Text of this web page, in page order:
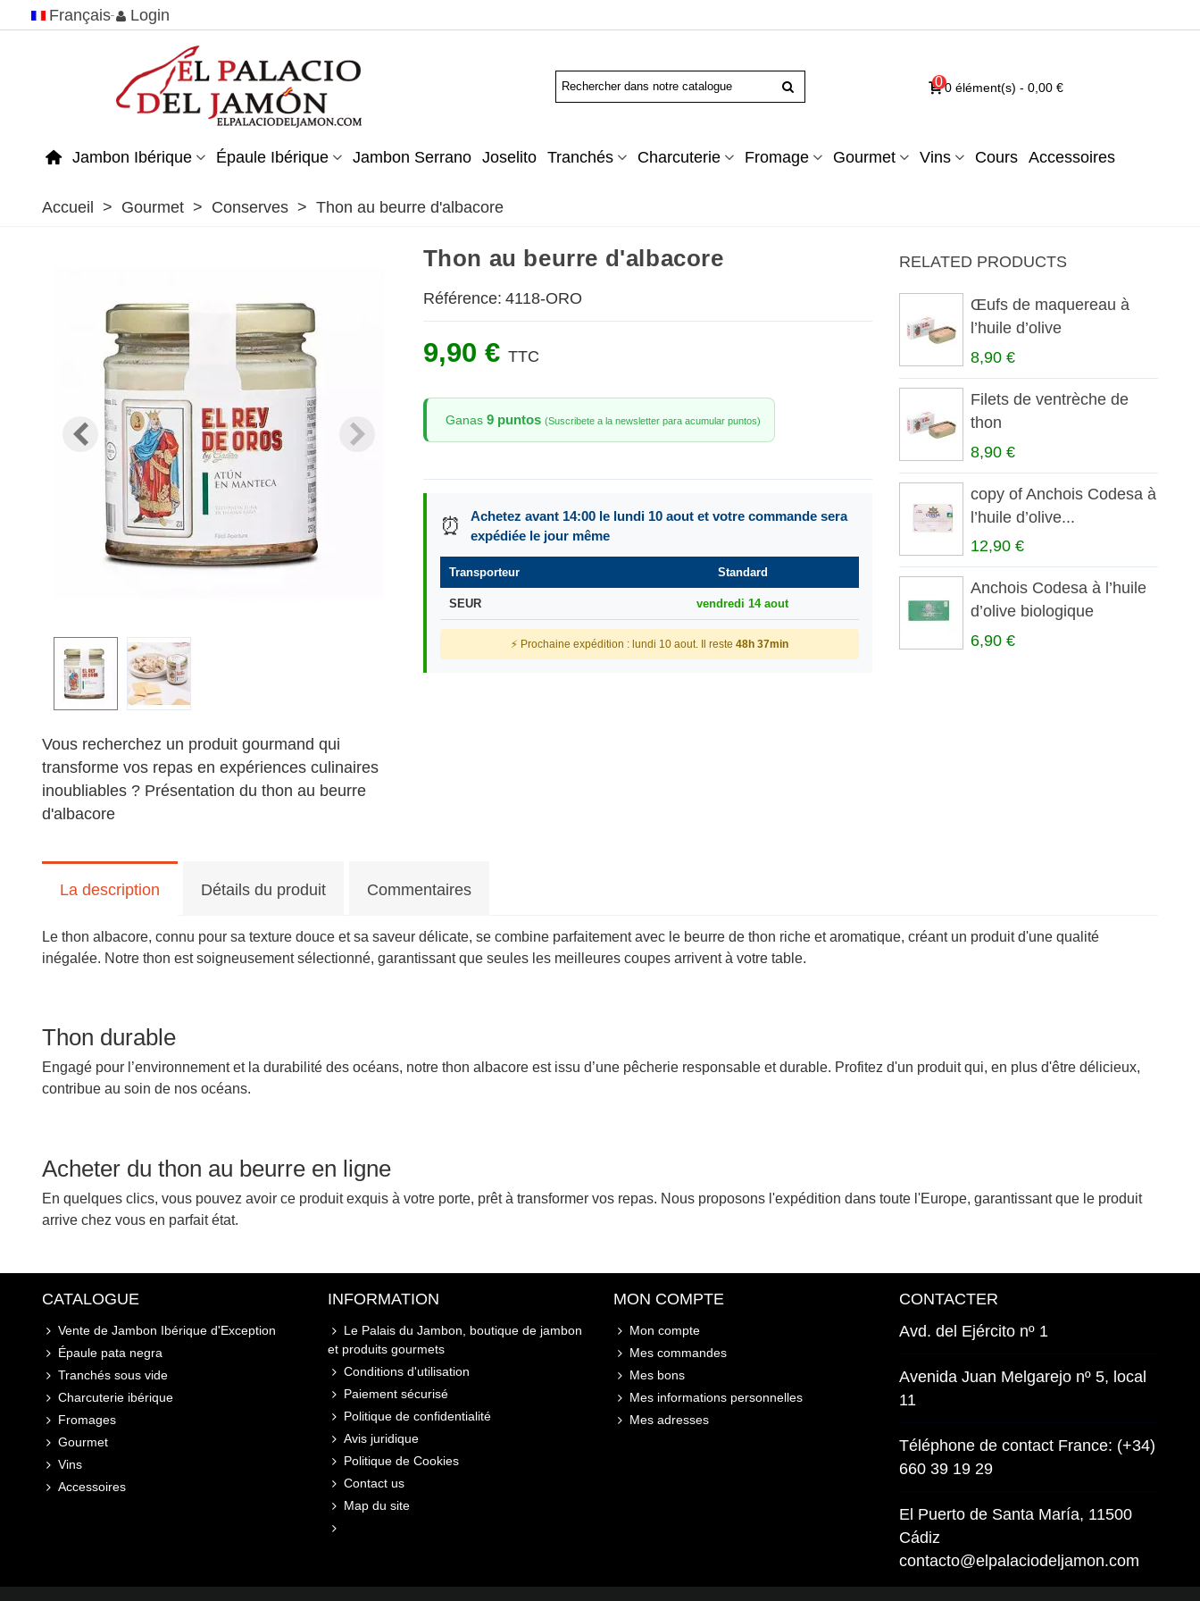
Français Login
00 élément(s) - 0,00 €
Jambon Ibérique Épaule Ibérique Jambon Serrano Joselito Tranchés Charcuterie Fromage Gourmet Vins Cours Accessoires
Accueil > Gourmet > Conserves > Thon au beurre d'albacore
Vous recherchez un produit gourmand qui
transforme vos repas en expériences culinaires
inoubliables ? Présentation du thon au beurre
d'albacore
Thon au beurre d'albacore
Référence: 4118-ORO
9,90 € TTC
Ganas 9 puntos (Suscribete a la newsletter para acumular puntos)
⏰
Achetez avant 14:00 le lundi 10 aout et votre commande sera
expédiée le jour même
Transporteur Standard
SEUR vendredi 14 aout
⚡ Prochaine expédition : lundi 10 aout. Il reste 48h 37min
RELATED PRODUCTS
Œufs de maquereau à
l’huile d’olive
8,90 €
Filets de ventrèche de
thon
8,90 €
copy of Anchois Codesa à
l’huile d’olive...
12,90 €
Anchois Codesa à l’huile
d’olive biologique
6,90 €
La description Détails du produit Commentaires
Le thon albacore, connu pour sa texture douce et sa saveur délicate, se combine parfaitement avec le beurre de thon riche et aromatique, créant un produit d'une qualité
inégalée. Notre thon est soigneusement sélectionné, garantissant que seules les meilleures coupes arrivent à votre table.
Thon durable
Engagé pour l’environnement et la durabilité des océans, notre thon albacore est issu d’une pêcherie responsable et durable. Profitez d'un produit qui, en plus d'être délicieux,
contribue au soin de nos océans.
Acheter du thon au beurre en ligne
En quelques clics, vous pouvez avoir ce produit exquis à votre porte, prêt à transformer vos repas. Nous proposons l'expédition dans toute l'Europe, garantissant que le produit
arrive chez vous en parfait état.
CATALOGUE
Vente de Jambon Ibérique d'Exception
Épaule pata negra
Tranchés sous vide
Charcuterie ibérique
Fromages
Gourmet
Vins
Accessoires
INFORMATION
Le Palais du Jambon, boutique de jambon
et produits gourmets
Conditions d'utilisation
Paiement sécurisé
Politique de confidentialité
Avis juridique
Politique de Cookies
Contact us
Map du site
MON COMPTE
Mon compte
Mes commandes
Mes bons
Mes informations personnelles
Mes adresses
CONTACTER
Avd. del Ejército nº 1
Avenida Juan Melgarejo nº 5, local
11
Téléphone de contact France: (+34)
660 39 19 29
El Puerto de Santa María, 11500
Cádiz
contacto@elpalaciodeljamon.com